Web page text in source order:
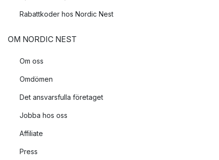
Rabattkoder hos Nordic Nest
OM NORDIC NEST
Om oss
Omdömen
Det ansvarsfulla företaget
Jobba hos oss
Affiliate
Press